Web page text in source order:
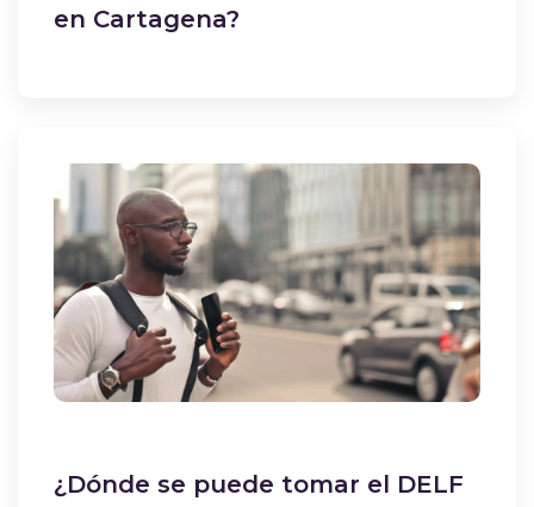
en Cartagena?
¿Dónde se puede tomar el DELF